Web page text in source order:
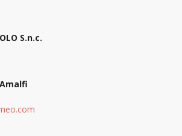
S.n.c.